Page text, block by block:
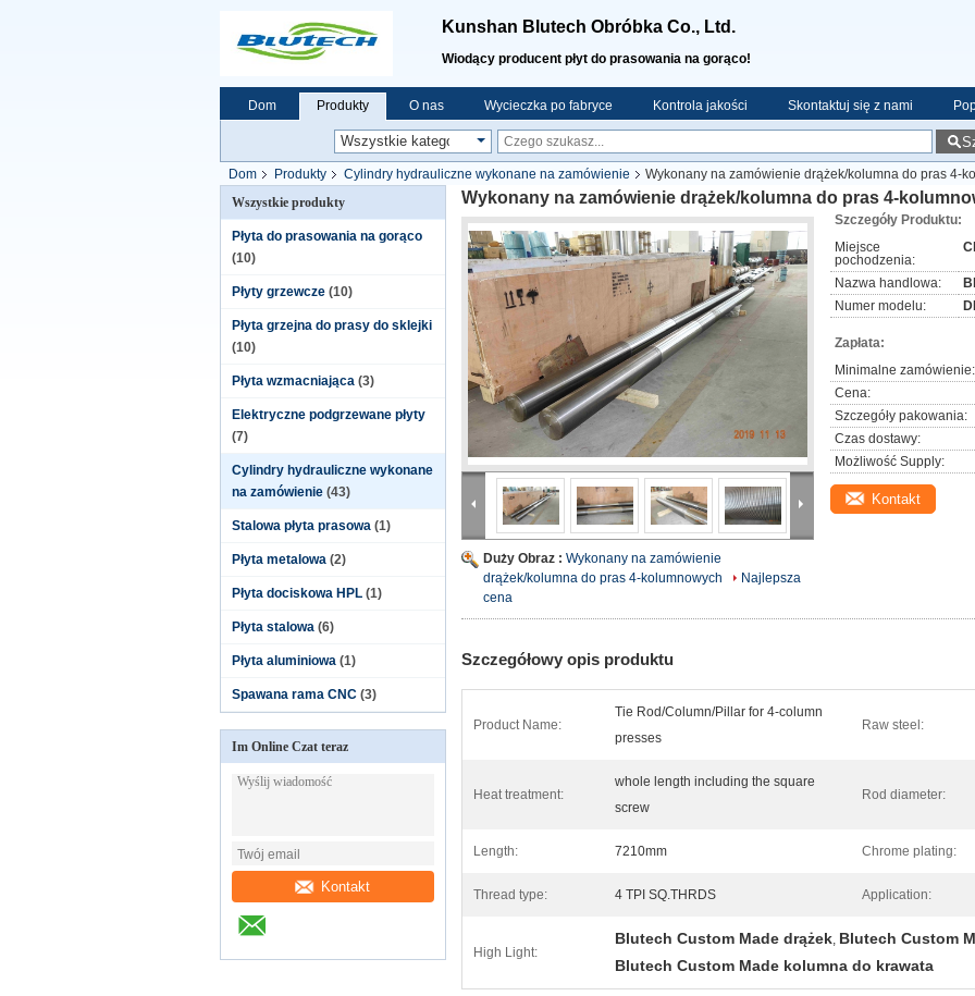
Kunshan Blutech Obróbka Co., Ltd.
Wiodący producent płyt do prasowania na gorąco!
Dom Produkty O nas Wycieczka po fabryce Kontrola jakości Skontaktuj się z nami
Dom Produkty Cylindry hydrauliczne wykonane na zamówienie
Wykonany na zamówienie drążek/kolumna do pras 4-
Wszystkie produkty
Płyta do prasowania na gorąco
(10)
Płyty grzewcze (10)
Płyta grzejna do prasy do sklejki
(10)
Płyta wzmacniająca (3)
Elektryczne podgrzewane płyty
(7)
Cylindry hydrauliczne wykonane
na zamówienie (43)
Stalowa płyta prasowa (1)
Płyta metalowa (2)
Płyta dociskowa HPL (1)
Płyta stalowa (6)
Płyta aluminiowa (1)
Spawana rama CNC (3)
Im Online Czat teraz
Kontakt
Wykonany na zamówienie drążek/kolumna do pras 4-
Duży Obraz : Wykonany na zamówienie
drążek/kolumna do pras 4-kolumnowych
Najlepsza
cena
Szczegóły Produktu:
Miejsce
pochodzenia:
Nazwa handlowa:
Numer modelu:
Zapłata:
Minimalne zamówienie:
Cena:
Szczegóły pakowania:
Czas dostawy:
Możliwość Supply:
Kontakt
Szczegółowy opis produktu
Product Name:
Tie Rod/Column/Pillar for 4-column
presses
Raw steel:
Heat treatment:
whole length including the square
screw
Rod diameter:
Length: 7210mm Chrome plating:
Thread type: 4 TPI SQ.THRDS Application:
High Light:
Blutech Custom Made drążek, Blutech Custom
Blutech Custom Made kolumna do krawata